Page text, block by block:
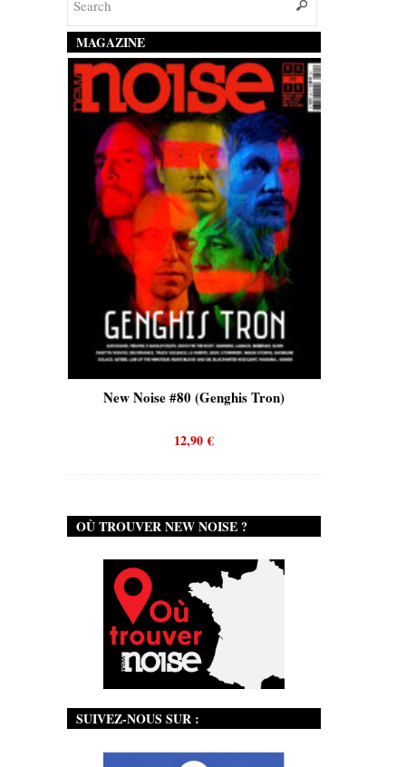
MAGAZINE
New Noise #80 (Genghis Tron)
12,90€
OÙ TROUVER NEW NOISE ?
SUIVEZ-NOUS SUR :